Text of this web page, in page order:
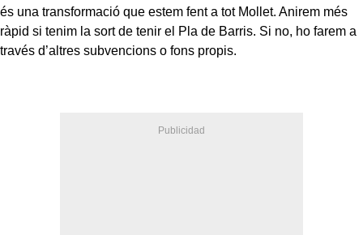
és una transformació que estem fent a tot Mollet. Anirem més
ràpid si tenim la sort de tenir el Pla de Barris. Si no, ho farem a
través d’altres subvencions o fons propis.